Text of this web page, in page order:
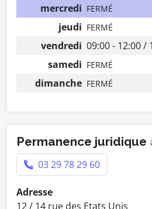
mercredi FERMÉ
jeudi FERMÉ
vendredi 09:00 - 12:00 /
samedi FERMÉ
dimanche FERMÉ
Permanence juridique
03 29 78 29 60
Adresse
12 / 14 rue des Etats Unis